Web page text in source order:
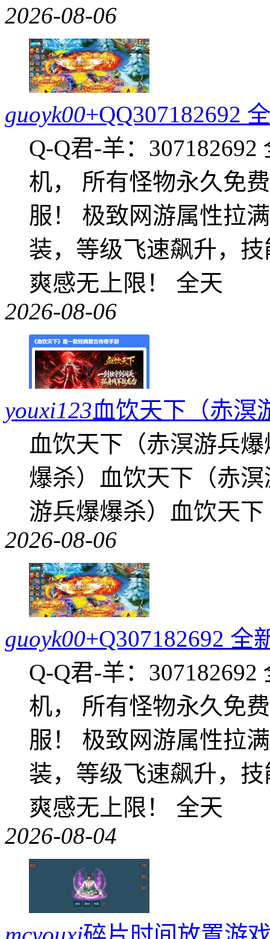
2026-08-06
guoyk00+QQ307182692
Q-Q君-羊：
机， 所有怪物永久免
服！ 极致网游属性拉
装，等级飞速飙升，
爽感无上限！ 全天
2026-08-06
youxi123血饮天下（赤溟
血饮天下（赤溟游兵
爆杀）血饮天下（赤
游兵爆爆杀）血饮天
2026-08-06
guoyk00+Q307182692
Q-Q君-羊：
机， 所有怪物永久免
服！ 极致网游属性拉
装，等级飞速飙升，
爽感无上限！ 全天
2026-08-04